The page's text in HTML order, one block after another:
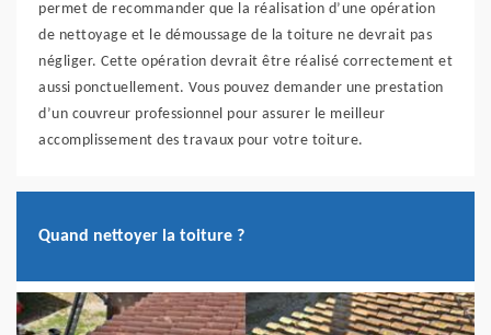
permet de recommander que la réalisation d’une opération
de nettoyage et le démoussage de la toiture ne devrait pas
négliger. Cette opération devrait être réalisé correctement et
aussi ponctuellement. Vous pouvez demander une prestation
d’un couvreur professionnel pour assurer le meilleur
accomplissement des travaux pour votre toiture.
Quand nettoyer la toiture ?